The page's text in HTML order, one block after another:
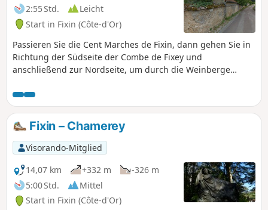
2:55 Std.
Leicht
Start in Fixin (Côte-d'Or)
Passieren Sie die Cent Marches de Fixin, dann gehen Sie in
Richtung der Südseite der Combe de Fixey und
anschließend zur Nordseite, um durch die Weinberge
Fixin – Chamerey
Visorando-Mitglied
14,07 km
+332 m
-326 m
5:00 Std.
Mittel
Start in Fixin (Côte-d'Or)